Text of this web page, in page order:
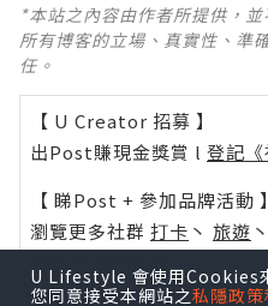
*本站之內容由作者所提供，
所有博客的立場、真實性、準
任。
【 U Creator 招募 】
出Post賺現金獎賞 l 登記《
【 睇Post + 參加品牌活動 】
瀏覽更多社群 打卡 丶 旅遊 丶
活動情報
U Lifestyle 會使用Cookies
您同意接受本網站之私隱政